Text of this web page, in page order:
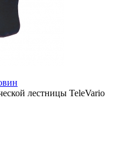
лестницы TeleVario